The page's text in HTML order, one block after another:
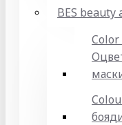
BES beauty
Color